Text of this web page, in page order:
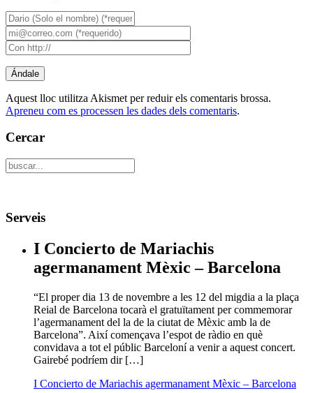
Aquest lloc utilitza Akismet per reduir els comentaris brossa.
Apreneu com es processen les dades dels comentaris.
Cercar
Serveis
I Concierto de Mariachis
agermanament Mèxic – Barcelona
“El proper dia 13 de novembre a les 12 del migdia a la plaça
Reial de Barcelona tocarà el gratuïtament per commemorar
l’agermanament del la de la ciutat de Mèxic amb la de
Barcelona”. Així començava l’espot de ràdio en què
convidava a tot el públic Barceloní a venir a aquest concert.
Gairebé podríem dir […]
I Concierto de Mariachis agermanament Mèxic – Barcelona